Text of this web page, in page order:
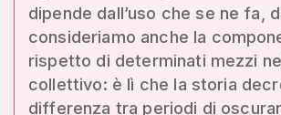
dipende dall’uso che se ne fa,
consideriamo anche la
rispetto di determinati mezzi
collettivo: è lì che la storia
differenza tra periodi di